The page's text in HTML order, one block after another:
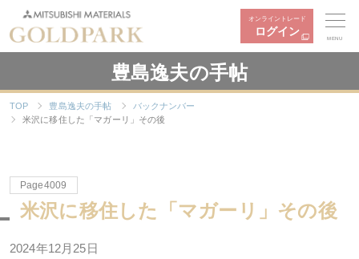
オンライントレード
ログイン
MENU
豊島逸夫の手帖
TOP 豊島逸夫の手帖
バックナンバー
米沢に移住した「マガーリ」その後
Page4009
米沢に移住した「マガーリ」その後
2024年12月25日